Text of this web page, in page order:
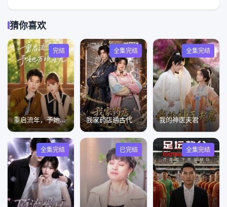
猜你喜欢
完结
重启流年，予她万顷星光
全集完结
我家药店通古代
全集完结
我的神医夫君
全集完结 已完结 全集完结